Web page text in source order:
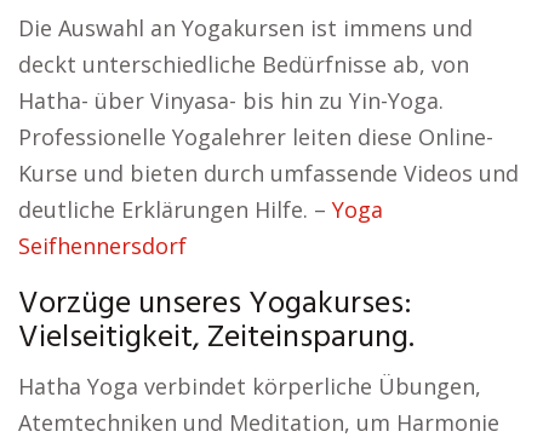
Die Auswahl an Yogakursen ist immens und
deckt unterschiedliche Bedürfnisse ab, von
Hatha- über Vinyasa- bis hin zu Yin-Yoga.
Professionelle Yogalehrer leiten diese Online-
Kurse und bieten durch umfassende Videos und
deutliche Erklärungen Hilfe. – Yoga
Seifhennersdorf
Vorzüge unseres Yogakurses:
Vielseitigkeit, Zeiteinsparung.
Hatha Yoga verbindet körperliche Übungen,
Atemtechniken und Meditation, um Harmonie